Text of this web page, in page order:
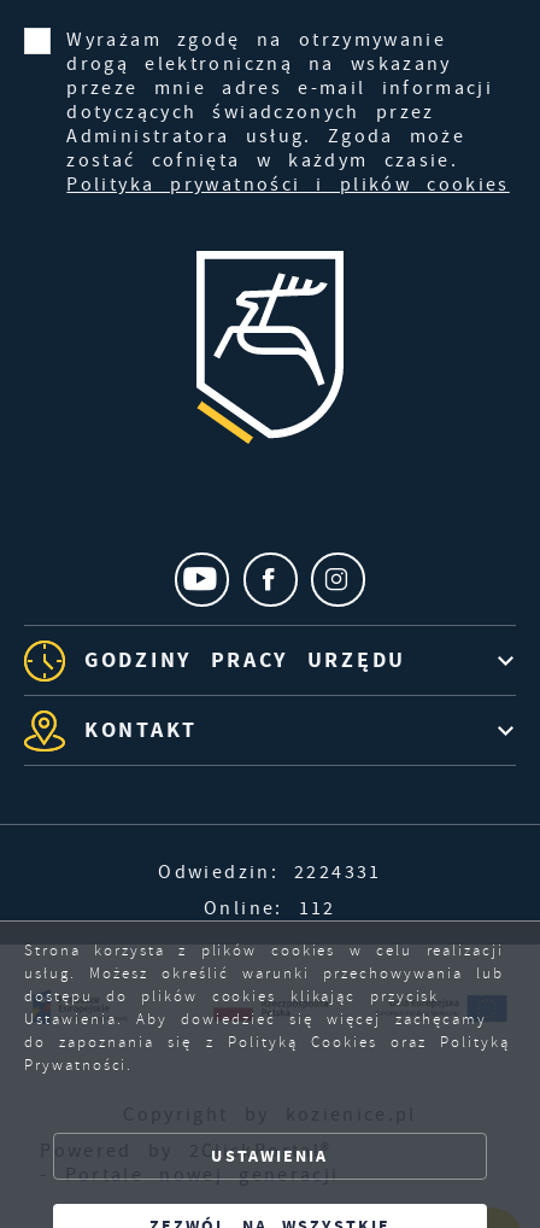
Wyrażam zgodę na otrzymywanie
drogą elektroniczną na wskazany
przeze mnie adres e-mail informacji
dotyczących świadczonych przez
Administratora usług. Zgoda może
zostać cofnięta w każdym czasie.
Polityka prywatności i plików cookies
GODZINY PRACY URZĘDU
KONTAKT
Odwiedzin: 2224331
Online: 112
2ClickPortal®
- Portale nowej generacji
Strona korzysta z plików cookies w celu realizacji
usług. Możesz określić warunki przechowywania lub
dostępu do plików cookies klikając przycisk
Ustawienia. Aby dowiedzieć się więcej zachęcamy
do zapoznania się z Polityką Cookies oraz Polityką
Prywatności.
USTAWIENIA
ZEZWÓL NA WSZYSTKIE